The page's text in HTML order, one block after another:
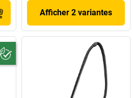
Afficher 2 variantes